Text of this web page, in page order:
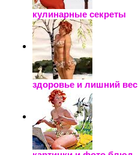
кулинарные секреты
здоровье и лишний вес